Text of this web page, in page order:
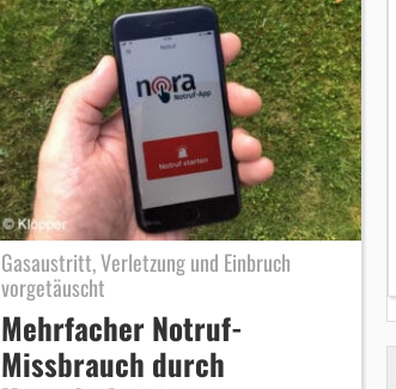
Gasaustritt, Verletzung und Einbruch
vorgetäuscht
Mehrfacher Notruf-
Missbrauch durch